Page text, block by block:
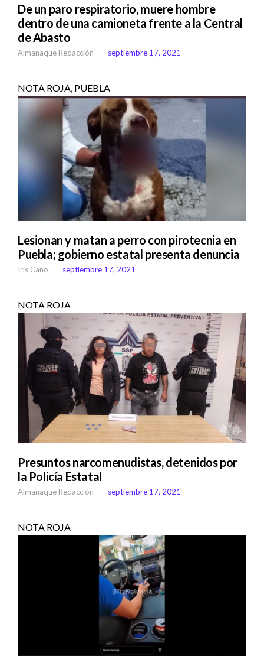
De un paro respiratorio, muere hombre
dentro de una camioneta frente a la Central
de Abasto
Almanaque Redacción septiembre 17, 2021
NOTA ROJA, PUEBLA
Lesionan y matan a perro con pirotecnia en
Puebla; gobierno estatal presenta denuncia
Iris Cano septiembre 17, 2021
NOTA ROJA
Presuntos narcomenudistas, detenidos por
la Policía Estatal
Almanaque Redacción septiembre 17, 2021
NOTA ROJA